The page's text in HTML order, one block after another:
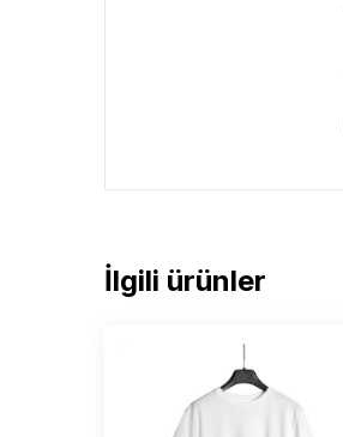
İlgili ürünler